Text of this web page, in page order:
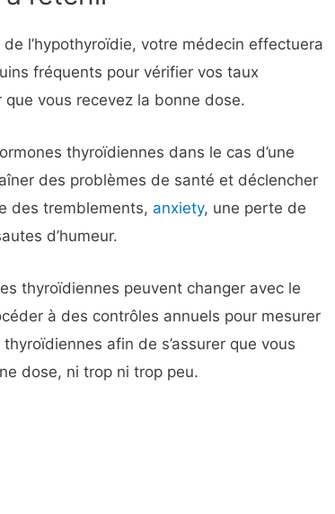
l’hypothyroïdie, votre médecin effectuera
fréquents pour vérifier vos taux
que vous recevez la bonne dose.
thyroïdiennes dans le cas d’une
des problèmes de santé et déclencher
des tremblements, anxiety, une perte de
d’humeur.
thyroïdiennes peuvent changer avec le
à des contrôles annuels pour mesurer
afin de s’assurer que vous
dose, ni trop ni trop peu.